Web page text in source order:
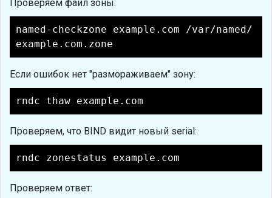
Проверяем файл зоны:
named-checkzone example.com /var/named/
example.com.zone
Если ошибок нет "размораживаем" зону:
rndc thaw example.com
Проверяем, что BIND видит новый serial:
rndc zonestatus example.com
Проверяем ответ: